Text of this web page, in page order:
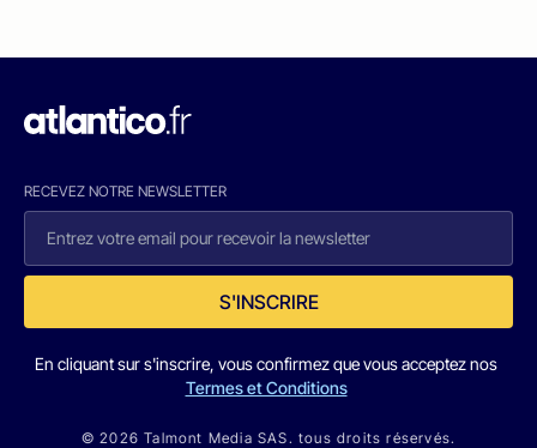
RECEVEZ NOTRE NEWSLETTER
S'INSCRIRE
En cliquant sur s'inscrire, vous confirmez que vous acceptez nos
Termes et Conditions
© 2026 Talmont Media SAS. tous droits réservés.